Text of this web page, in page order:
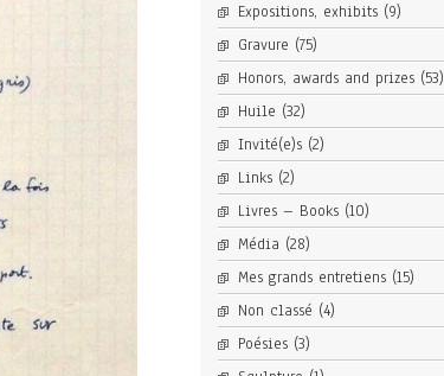
Expositions, exhibits(9)
Gravure (75)
Honors, awards and prizes(53)
Huile (32)
Invité(e)s(2)
Links(2)
Livres – Books(10)
Média (28)
Mes grands entretiens(15)
Non classé (4)
Poésies(3)